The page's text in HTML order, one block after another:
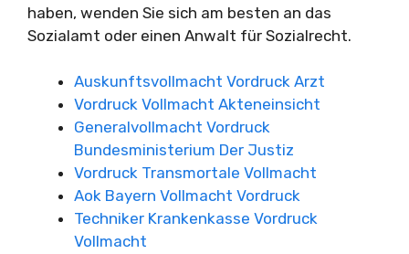
haben, wenden Sie sich am besten an das
Sozialamt oder einen Anwalt für Sozialrecht.
Auskunftsvollmacht Vordruck Arzt
Vordruck Vollmacht Akteneinsicht
Generalvollmacht Vordruck
Bundesministerium Der Justiz
Vordruck Transmortale Vollmacht
Aok Bayern Vollmacht Vordruck
Techniker Krankenkasse Vordruck
Vollmacht